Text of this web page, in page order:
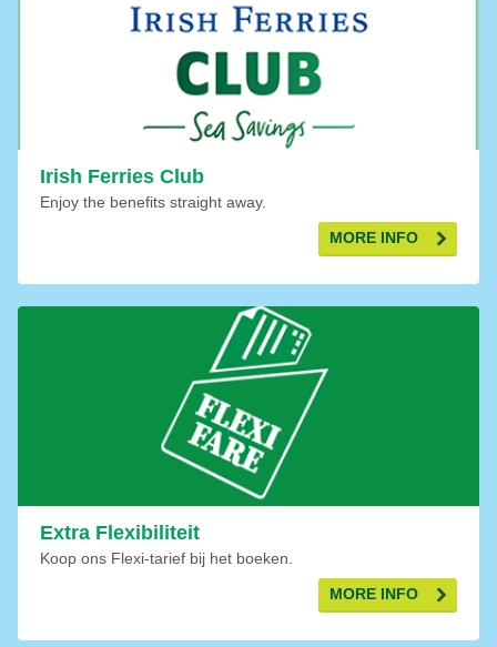
Irish Ferries Club
Enjoy the benefits straight away.
MORE INFO
Extra Flexibiliteit
Koop ons Flexi-tarief bij het boeken.
MORE INFO